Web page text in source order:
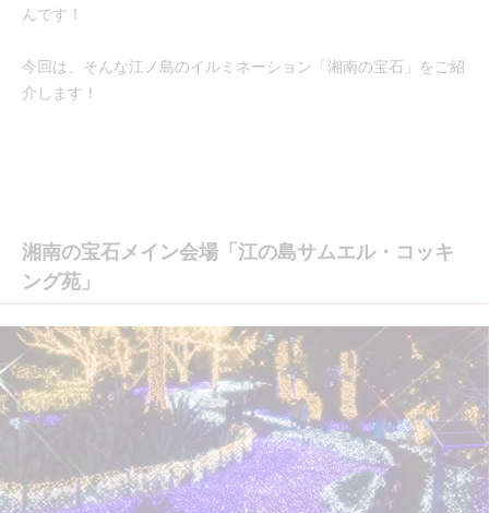
んです！
今回は、そんな江ノ島のイルミネーション「湘南の宝石」をご紹
介します！
湘南の宝石メイン会場「江の島サムエル・コッキ
ング苑」